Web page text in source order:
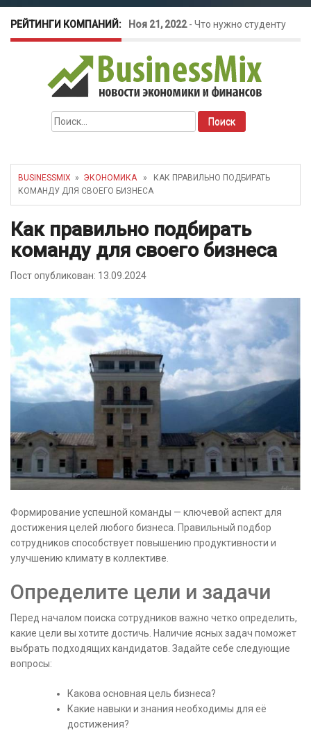
РЕЙТИНГИ КОМПАНИЙ: Ноя 21, 2022- Что нужно студенту
для открытия бизнеса?
Окт 26, 2022-Телефония для
amoCRM: лучшие инструменты для
бизнеса
как защитить свой бизнес?
Найти:
BUSINESSMIX » ЭКОНОМИКА» КАК ПРАВИЛЬНО ПОДБИРАТЬ
КОМАНДУ ДЛЯ СВОЕГО БИЗНЕСА
Как правильно подбирать
команду для своего бизнеса
Пост опубликован: 13.09.2024
Формирование успешной команды — ключевой аспект для
достижения целей любого бизнеса. Правильный подбор
сотрудников способствует повышению продуктивности и
улучшению климату в коллективе.
Определите цели и задачи
Перед началом поиска сотрудников важно четко определить,
какие цели вы хотите достичь. Наличие ясных задач поможет
выбрать подходящих кандидатов. Задайте себе следующие
вопросы:
Какова основная цель бизнеса?
Какие навыки и знания необходимы для её
достижения?